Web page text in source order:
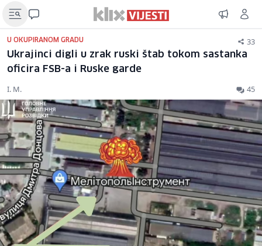
U OKUPIRANOM GRADU 33
Ukrajinci digli u zrak ruski štab tokom sastanka
oficira FSB-a i Ruske garde
I. M. 45